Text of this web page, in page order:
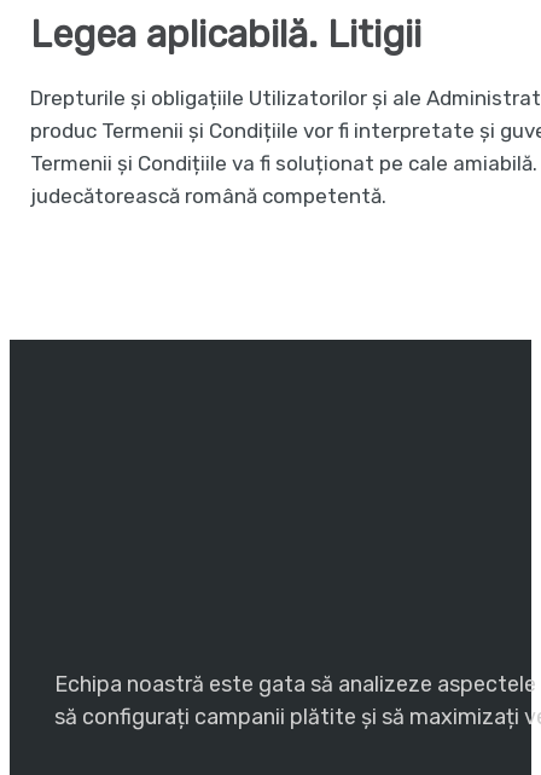
Legea aplicabilă. Litigii
Drepturile și obligațiile Utilizatorilor și ale
produc Termenii și Condițiile vor fi interpretate și
Termenii și Condițiile va fi soluționat pe cale
judecătorească română competentă.
Echipa noastră este gata să analizeze
să configurați campanii plătite și să maximizați